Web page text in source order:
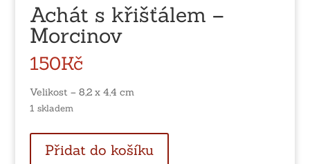
Achát s křišťálem –
Morcinov
150Kč
Velikost – 8,2 x 4,4 cm
1 skladem
Přidat do košíku